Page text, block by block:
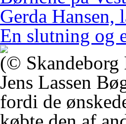
Gerda Hansen,
En slutning og
(©
Jens Lassen
fordi de